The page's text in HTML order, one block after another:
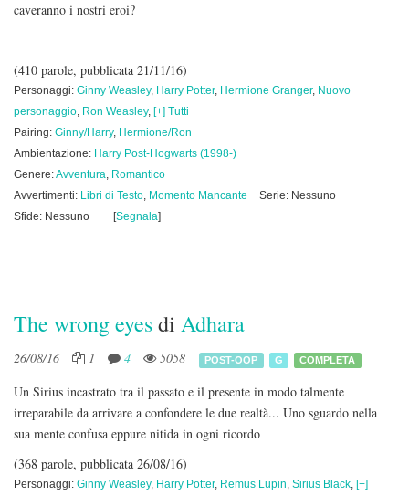
caveranno i nostri eroi?
(410 parole, pubblicata 21/11/16)
Personaggi: Ginny Weasley, Harry Potter, Hermione Granger, Nuovo
personaggio, Ron Weasley, [+] Tutti
Pairing: Ginny/Harry, Hermione/Ron
Ambientazione: Harry Post-Hogwarts (1998-)
Genere:Avventura, Romantico
Avvertimenti: Libri di Testo, Momento Mancante
Serie: Nessuno
Sfide: Nessuno
[Segnala]
The wrong eyesdi Adhara
26/08/16 1 4 5058 POST-OOP G COMPLETA
Un Sirius incastrato tra il passato e il presente in modo talmente
irreparabile da arrivare a confondere le due realtà... Uno sguardo nella
sua mente confusa eppure nitida in ogni ricordo
(368 parole, pubblicata 26/08/16)
Personaggi: Ginny Weasley, Harry Potter, Remus Lupin, Sirius Black, [+]